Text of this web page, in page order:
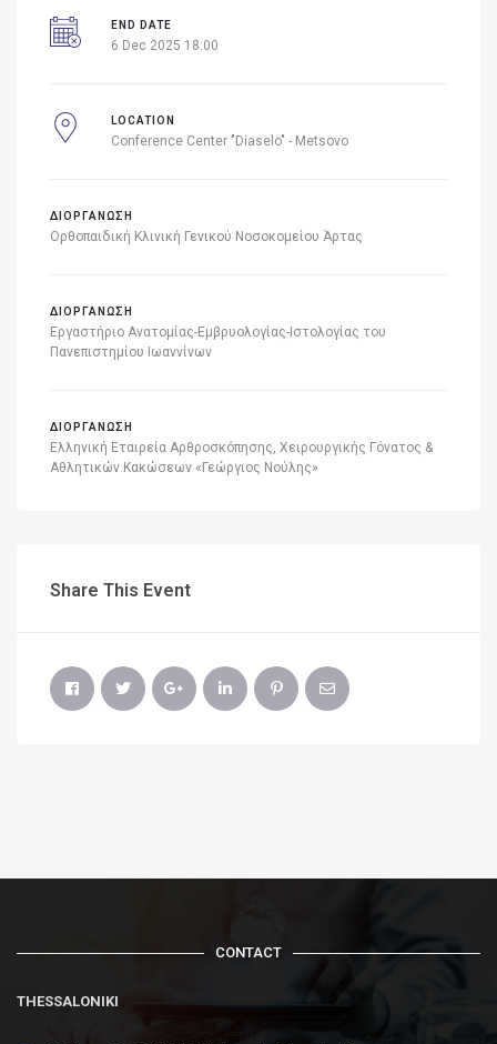
END DATE
6 Dec 2025 18:00
LOCATION
Conference Center "Diaselo" - Metsovo
ΔΙΟΡΓΑΝΩΣΗ
Ορθοπαιδική Κλινική Γενικού Νοσοκομείου Άρτας
ΔΙΟΡΓΑΝΩΣΗ
Εργαστήριο Ανατομίας-Εμβρυολογίας-Ιστολογίας του
Πανεπιστημίου Ιωαννίνων
ΔΙΟΡΓΑΝΩΣΗ
Ελληνική Εταιρεία Αρθροσκόπησης, Χειρουργικής Γόνατος &
Αθλητικών Κακώσεων «Γεώργιος Νούλης»
Share This Event
CONTACT
THESSALONIKI